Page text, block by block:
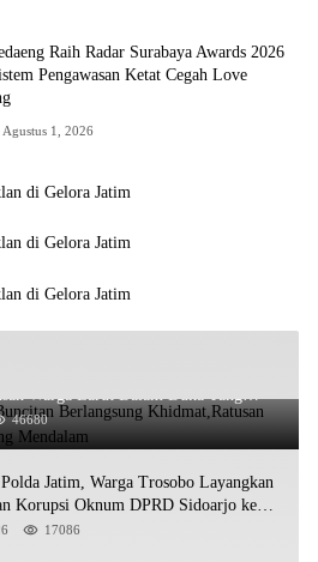
Raih Radar Surabaya Awards 2026
Pengawasan Ketat Cegah Love
Agustus 1, 2026
Desa Buncitan Berlangsung
46680
Jatim, Warga Trosobo Layangkan
Korupsi Oknum DPRD Sidoarjo ke
17086